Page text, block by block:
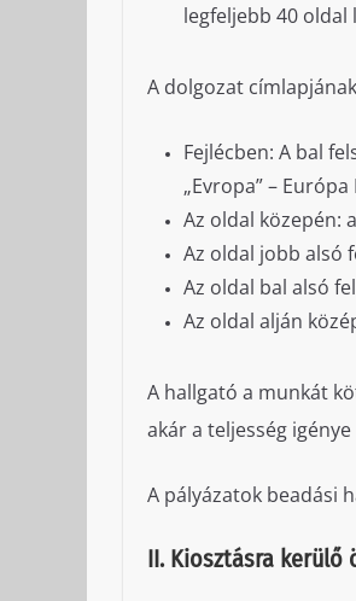
legfeljebb 40 oldal
A dolgozat
Fejlécben: A bal
„Evropa” –
Az oldal közepén:
Az oldal jobb alsó
Az oldal bal alsó
Az oldal alján
A hallgató a munkát
akár a teljesség
A pályázatok beadási
II. Kiosztásra kerülő